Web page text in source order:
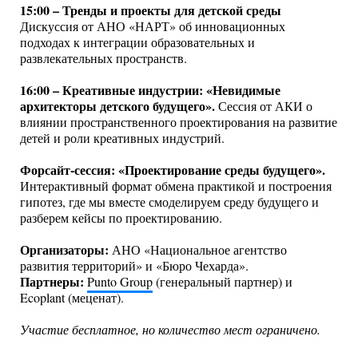
15:00 – Тренды и проекты для детской среды
Дискуссия от АНО «НАРТ» об инновационных
подходах к интеграции образовательных и
развлекательных пространств.
16:00 – Креативные индустрии: «Невидимые
архитекторы детского будущего».Сессия от АКИ о
влиянии пространственного проектирования на развитие
детей и роли креативных индустрий.
Форсайт-сессия: «Проектирование среды будущего».
Интерактивный формат обмена практикой и построения
гипотез, где мы вместе смоделируем среду будущего и
разберем кейсы по проектированию.
Организаторы: АНО «Национальное агентство
развития территорий» и «Бюро Чехарда».
Партнеры: Punto Group(генеральный партнер) и
Ecoplant (меценат).
Участие бесплатное, но количество мест ограничено.